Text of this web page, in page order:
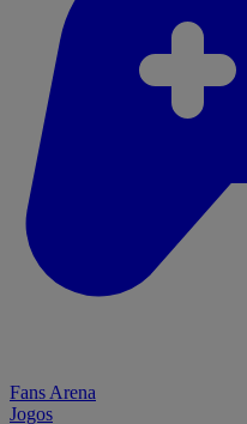
Fans Arena
Jogos